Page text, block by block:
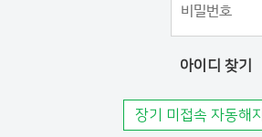
아이디 찾기
장기 미접속 자동해지